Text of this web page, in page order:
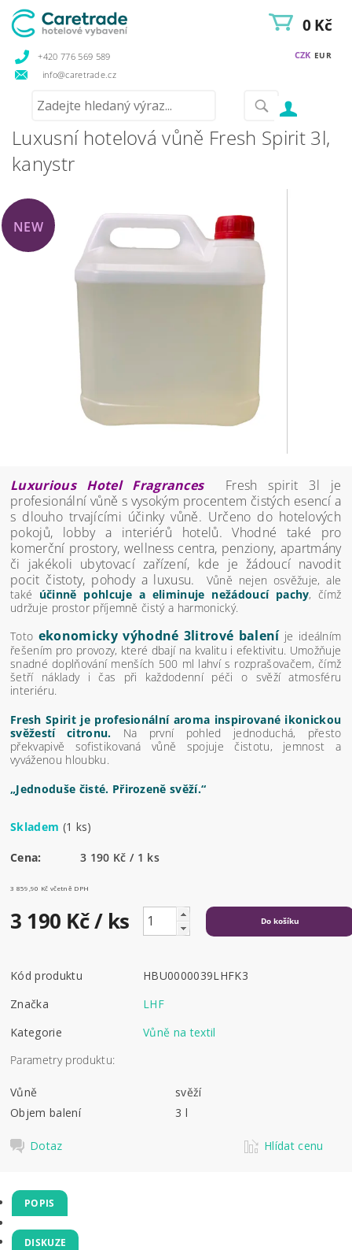
+420 776 569 589
info@caretrade.cz
CZK EUR
0 Kč
Luxusní hotelová vůně Fresh Spirit 3l,
kanystr
NEW
Luxurious Hotel Fragrances Fresh spirit 3l je
profesionální vůně s vysokým procentem čistých esencí a
s dlouho trvajícími účinky vůně. Určeno do hotelových
pokojů, lobby a interiérů hotelů. Vhodné také pro
komerční prostory, wellness centra, penziony, apartmány
či jakékoli ubytovací zařízení, kde je žádoucí navodit
pocit čistoty, pohody a luxusu. Vůně nejen osvěžuje, ale
také účinně pohlcuje a eliminuje nežádoucí pachy, čímž
udržuje prostor příjemně čistý a harmonický.
Toto ekonomicky výhodné 3litrové baleníje ideálním
řešením pro provozy, které dbají na kvalitu i efektivitu. Umožňuje
snadné doplňování menších 500 ml lahví s rozprašovačem, čímž
šetří náklady i čas při každodenní péči o svěží atmosféru
interiéru.
Fresh Spirit je profesionální aroma inspirované ikonickou
svěžestí citronu. Na první pohled jednoduchá, přesto
překvapivě sofistikovaná vůně spojuje čistotu, jemnost a
vyváženou hloubku.
„Jednoduše čisté. Přirozeně svěží.“
Skladem (1 ks)
Cena: 3 190 Kč / 1 ks
3 859,90 Kč včetně DPH
3 190 Kč/ ks
Kód produktu
HBU0000039LHFK3
Značka
LHF
Kategorie
Vůně na textil
Parametry produktu:
Vůně
svěží
Objem balení
3 l
Dotaz Hlídat cenu
POPIS
DISKUZE